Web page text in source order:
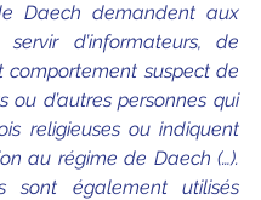
Daech demandent aux
d’informateurs, de
comportement suspect de
ou d’autres personnes qui
religieuses ou indiquent
au régime de Daech (…).
sont également utilisés